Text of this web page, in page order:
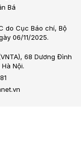
Bá
do Cục Báo chí, Bộ
06/11/2025.
68 Dương Đình
Nội.